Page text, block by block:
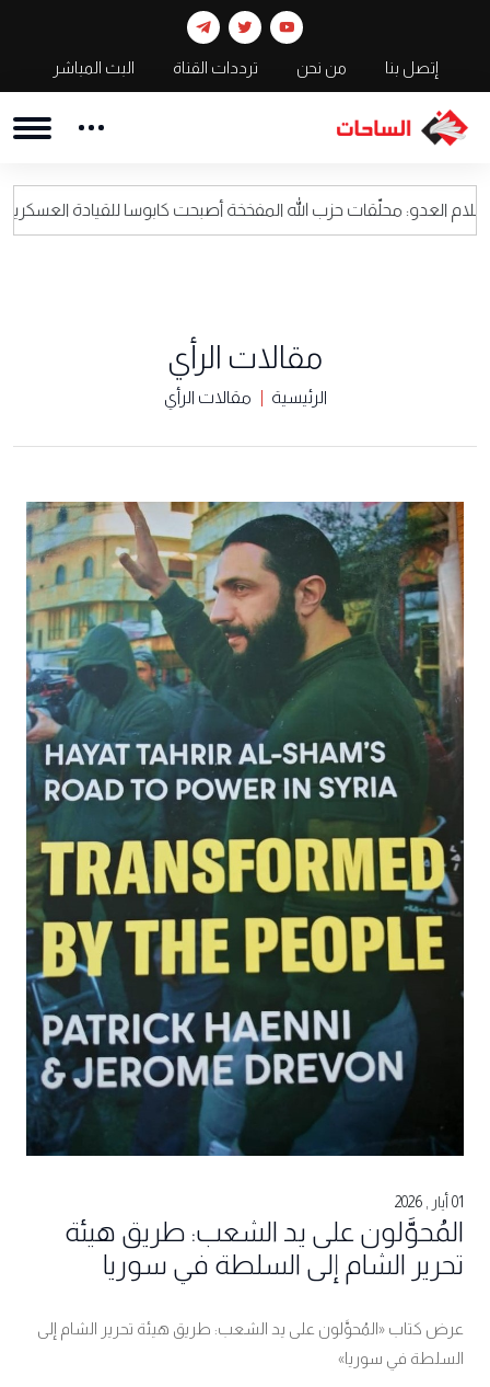
إتصل بنا من نحن ترددات القناة البث المباشر
حزب الله المفخخة أصبحت كابوسا للقيادة العسكرية الاسرائيلية
مقالات الرأي
الرئيسية مقالات الرأي
01 أيار , 2026
المُحوَّلون على يد الشعب: طريق هيئة
تحرير الشام إلى السلطة في سوريا
عرض كتاب «المُحوَّلون على يد الشعب: طريق هيئة تحرير الشام إلى
السلطة في سوريا»